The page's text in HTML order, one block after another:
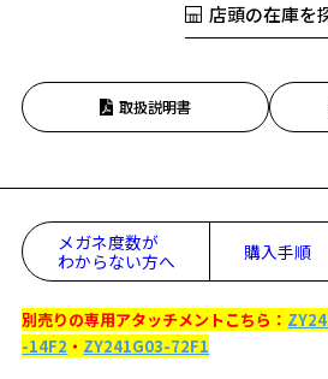
店頭の在庫を
取扱説明書
メガネ度数が
わからない方へ
購入手順
別売りの専用アタッチメントこちら：
-14F2 ・ ZY241G03-72F1